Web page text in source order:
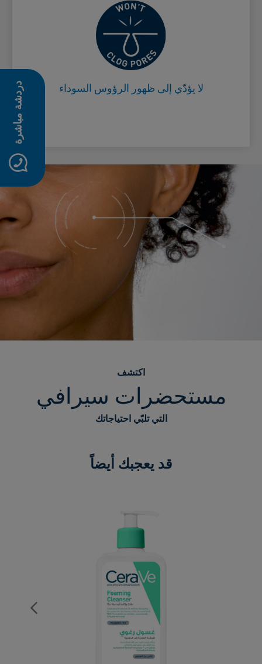
دردشة مباشرة لا يؤدّي إلى ظهور الرؤوس السوداء
لا يسدّ المسام
اكتشف
مستحضرات سيرافي
التي تلبّي احتياجاتك
قد يعجبك أيضاً